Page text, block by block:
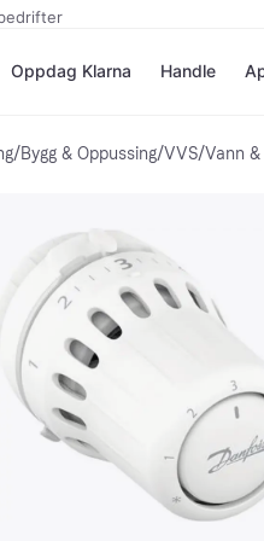
Oppdag Klarna Handle
/Bygg & Oppussing/VVS/Vann